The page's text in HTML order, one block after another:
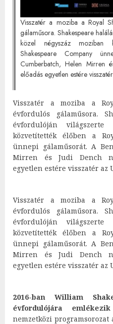
Visszatér a moziba a Royal
gálaműsora. Shakespeare
közel négyszáz moziban
Shakespeare Company
Cumberbatch, Helen Mirren
előadás egyetlen estére
Visszatér a moziba a
évfordulós gálaműsora.
évfordulóján világszerte
közvetítették élőben a
ünnepi gálaműsorát. A
Mirren és Judi Dench
egyetlen estére visszatér az
Visszatér a moziba a
évfordulós gálaműsora.
évfordulóján világszerte
közvetítették élőben a
ünnepi gálaműsorát. A
Mirren és Judi Dench
egyetlen estére visszatér az
2016-ban William
évfordulójára
nemzetközi